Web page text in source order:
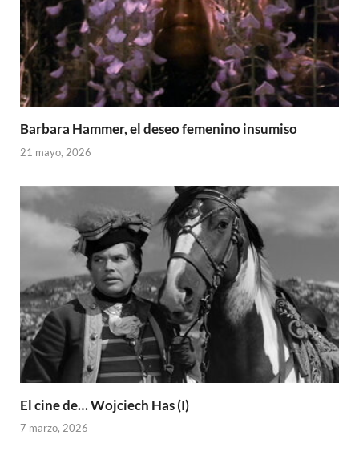
Barbara Hammer, el deseo femenino insumiso
21 mayo, 2026
El cine de… Wojciech Has (I)
7 marzo, 2026